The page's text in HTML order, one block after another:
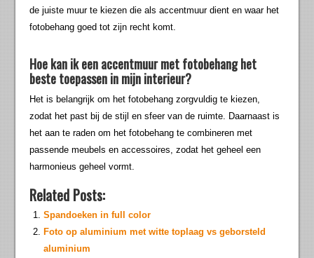
de juiste muur te kiezen die als accentmuur dient en waar het
fotobehang goed tot zijn recht komt.
Hoe kan ik een accentmuur met fotobehang het
beste toepassen in mijn interieur?
Het is belangrijk om het fotobehang zorgvuldig te kiezen,
zodat het past bij de stijl en sfeer van de ruimte. Daarnaast is
het aan te raden om het fotobehang te combineren met
passende meubels en accessoires, zodat het geheel een
harmonieus geheel vormt.
Related Posts:
Spandoeken in full color
Foto op aluminium met witte toplaag vs geborsteld
aluminium